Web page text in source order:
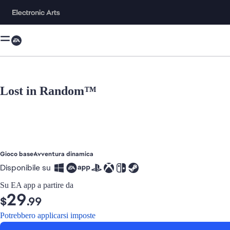
Lost in Random™
Gioco baseAvventura dinamica
Disponibile su
Su EA app a partire da
$29.99
Potrebbero applicarsi imposte